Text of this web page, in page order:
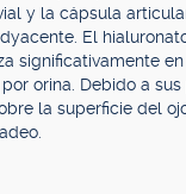
y la cápsula
El
significativamente
orina. Debido a
la superficie del